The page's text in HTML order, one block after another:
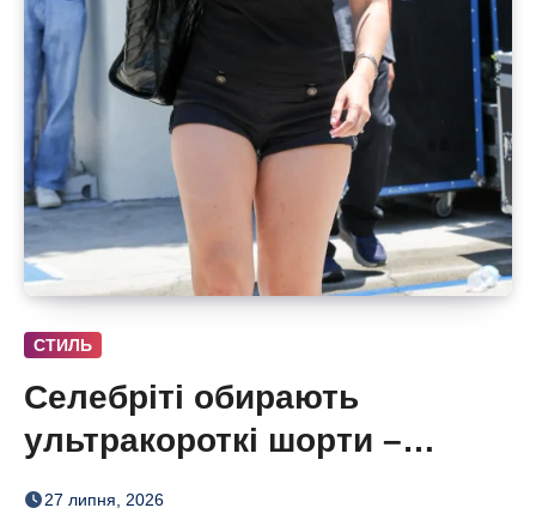
СТИЛЬ
Селебріті обирають
ультракороткі шорти –
бермуди отримали зухвалу
27 липня, 2026